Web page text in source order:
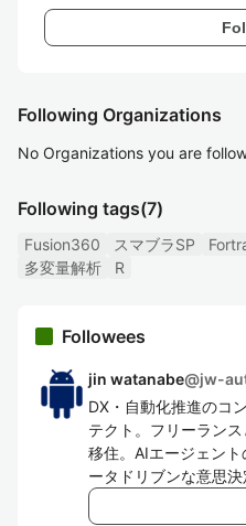
Following Organizations
No Organizations you are
Following tags(7)
Fusion360 スマブラSP
多変量解析
R
Followees
jin watanabe@jw-
DX・自動化推進のコ
テクト。フリーラン
移住。AIエージェン
ータドリブンな意思決